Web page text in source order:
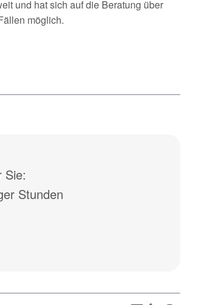
und hat sich auf die Beratung über
möglich.
Sie:
Stunden